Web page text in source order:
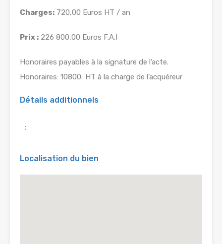
Charges: 720,00 Euros HT / an
Prix : 226 800,00 Euros F.A.I
Honoraires payables à la signature de l’acte.
Honoraires: 10800  HT à la charge de l’acquéreur
Détails additionnels
:
Localisation du bien